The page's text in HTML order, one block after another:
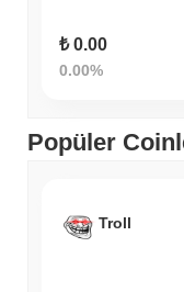
₺ 0.00
0.00%
Popüler
Troll